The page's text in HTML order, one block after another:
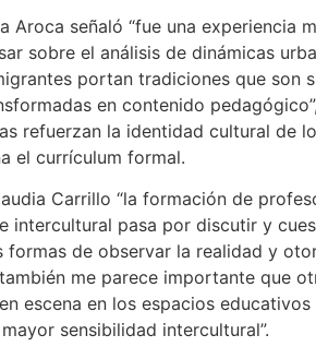
Aroca señaló “fue una experiencia
sobre el análisis de dinámicas
portan tradiciones que son
en contenido
refuerzan la identidad cultural de
el currículum formal.
Carrillo “la formación de
intercultural pasa por discutir y
formas de observar la realidad y
me parece importante que
escena en los espacios
sensibilidad intercultural”.